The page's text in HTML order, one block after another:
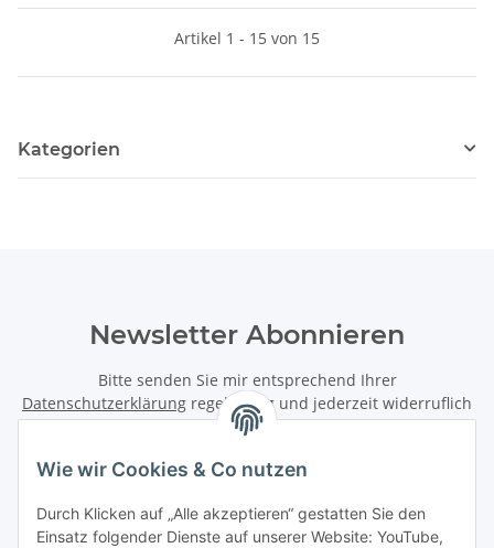
Wie wir Cookies & Co nutzen
Durch Klicken auf „Alle akzeptieren“ gestatten Sie den
Einsatz folgender Dienste auf unserer Website: YouTube,
Artikel 1 - 15 von 15
Kategorien
Newsletter Abonnieren
Bitte senden Sie mir entsprechend Ihrer
Datenschutzerklärung regelmäßig und jederzeit widerruflich
Informationen zu Ihrem Produktsortiment per E-Mail zu.
Newsletter Abonnieren